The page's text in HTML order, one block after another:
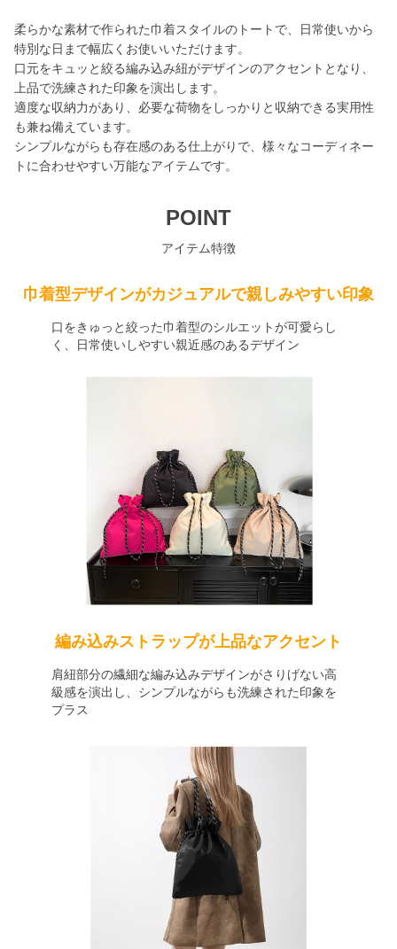
柔らかな素材で作られた巾着スタイルのトートで、日常使いから
特別な日まで幅広くお使いいただけます。
口元をキュッと絞る編み込み紐がデザインのアクセントとなり、
上品で洗練された印象を演出します。
適度な収納力があり、必要な荷物をしっかりと収納できる実用性
も兼ね備えています。
シンプルながらも存在感のある仕上がりで、様々なコーディネー
トに合わせやすい万能なアイテムです。
POINT
アイテム特徴
巾着型デザインがカジュアルで親しみやすい印象
口をきゅっと絞った巾着型のシルエットが可愛らし
く、日常使いしやすい親近感のあるデザイン
編み込みストラップが上品なアクセント
肩紐部分の繊細な編み込みデザインがさりげない高
級感を演出し、シンプルながらも洗練された印象を
プラス